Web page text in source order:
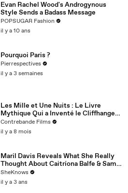
Evan Rachel Wood's Androgynous
Style Sends a Badass Message
POPSUGAR Fashion
il y a 10 ans
Pourquoi Paris ?
Pierrespectives
il y a 3 semaines
Les Mille et Une Nuits : Le Livre
Mythique Qui a Inventé le Cliffhanger
et le Binge-Watching Avant Netflix
Contrebande Films
il y a 8 mois
Maril Davis Reveals What She Really
Thought About Caitríona Balfe & Sam
Heughan's Chemistry Test & How
She'd Like "Outlander" to End
SheKnows
il y a 3 ans